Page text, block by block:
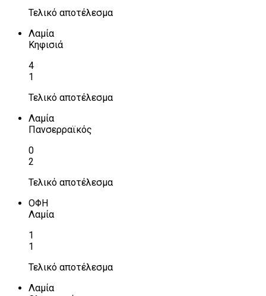
Τελικό αποτέλεσμα
Λαμία
Κηφισιά
4
1
Τελικό αποτέλεσμα
Λαμία
Πανσερραϊκός
0
2
Τελικό αποτέλεσμα
ΟΦΗ
Λαμία
1
1
Τελικό αποτέλεσμα
Λαμία